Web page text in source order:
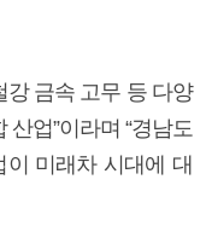
강 금속 고무 등 다양
업”이라며 “경남도
이 미래차 시대에 대